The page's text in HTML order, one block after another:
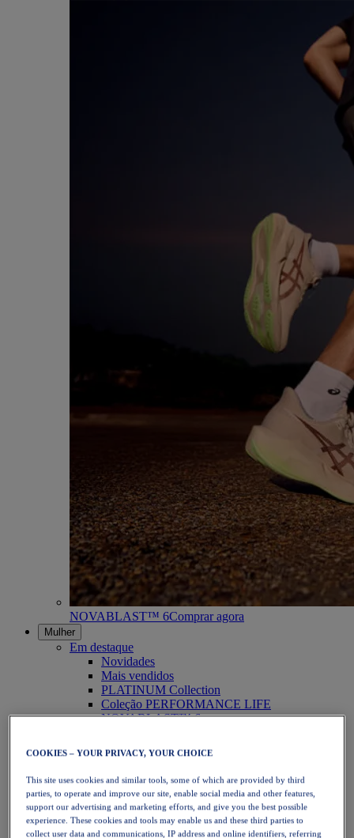
NOVABLAST™ 6Comprar agora
Mulher
Em destaque
Novidades
Mais vendidos
PLATINUM Collection
Coleção PERFORMANCE LIFE
NOVABLAST™ 6
Corrida
Corrida em trilho
Ténis
Voleibol
Andebol
Padel
Netball
COOKIES – YOUR PRIVACY, YOUR CHOICE
This site uses cookies and similar tools, some of which are provided by third
parties, to operate and improve our site, enable social media and other features,
support our advertising and marketing efforts, and give you the best possible
experience. These cookies and tools may enable us and these third parties to
collect user data and communications, IP address and online identifiers, referring